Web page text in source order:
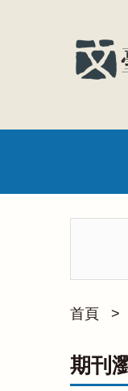
首頁 >
期刊